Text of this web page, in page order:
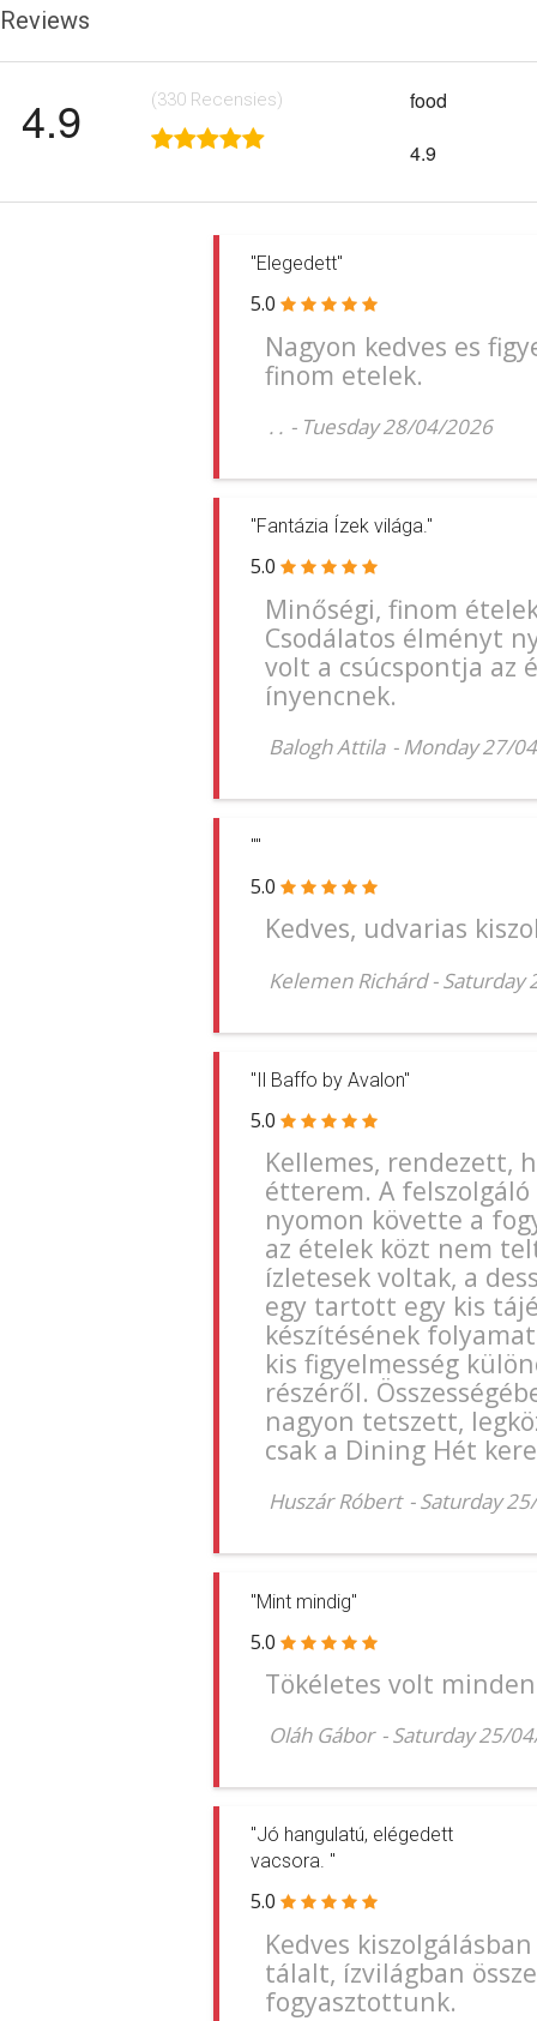
Reviews
4.9 (330 Recensies)
food
4.9
"Elegedett"
5.0
Nagyon kedves es
finom etelek.
. . - Tuesday 28/04/2026
"Fantázia Ízek világa."
5.0
Minőségi, finom
Csodálatos élményt
volt a csúcspontja az
ínyencnek.
Balogh Attila - Monday 27/
""
5.0
Kedves, udvarias
Kelemen Richárd-Saturday
"Il Baffo by Avalon"
5.0
Kellemes, rendezett,
étterem. A
nyomon követte a
az ételek közt nem
ízletesek voltak, a
egy tartott egy kis
készítésének
kis figyelmesség
részéről.
nagyon tetszett,
csak a Dining Hét
Huszár Róbert -Saturday
"Mint mindig"
5.0
Tökéletes volt minden
Oláh Gábor -Saturday 25/
"Jó hangulatú, elégedett
vacsora. "
5.0
Kedves
tálalt, ízvilágban
fogyasztottunk.